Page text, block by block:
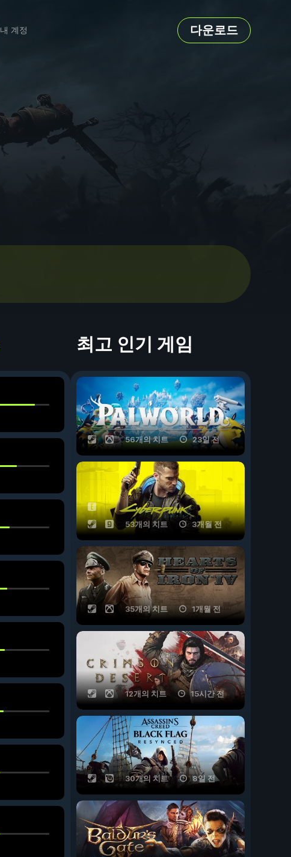
내 계정 다운로드
최고 인기 게임
56개의 치트 23일 전
53개의 치트 3개월 전
35개의 치트 1개월 전
12개의 치트 15시간 전
30개의 치트 8일 전